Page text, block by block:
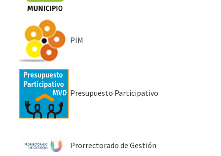
PIM
Presupuesto Participativo
Prorrectorado de Gestión